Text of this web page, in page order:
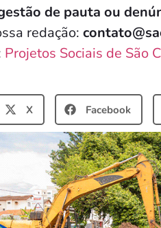
de pauta ou
redação:
Projetos Sociais de São
X Facebook